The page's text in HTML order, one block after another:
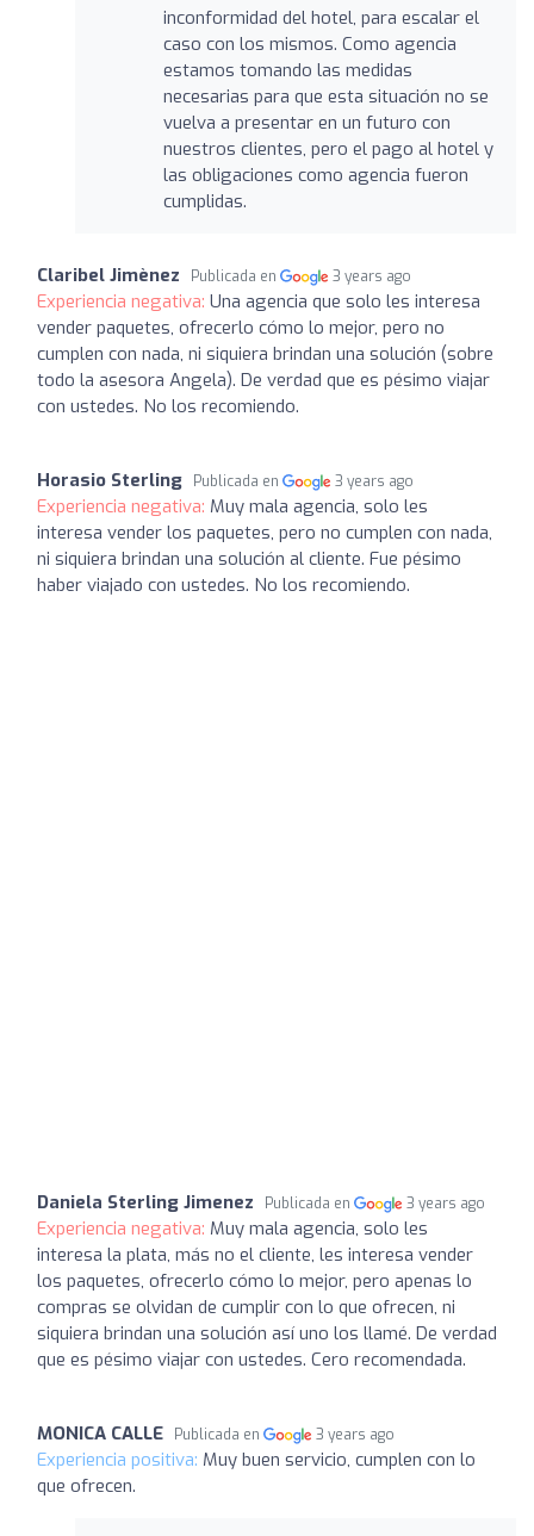
inconformidad del hotel, para escalar el
caso con los mismos. Como agencia
estamos tomando las medidas
necesarias para que esta situación no se
vuelva a presentar en un futuro con
nuestros clientes, pero el pago al hotel y
las obligaciones como agencia fueron
cumplidas.
Claribel Jimènez Publicada en 3 years ago
Experiencia negativa: Una agencia que solo les interesa
vender paquetes, ofrecerlo cómo lo mejor, pero no
cumplen con nada, ni siquiera brindan una solución (sobre
todo la asesora Angela). De verdad que es pésimo viajar
con ustedes. No los recomiendo.
Horasio Sterling Publicada en 3 years ago
Experiencia negativa: Muy mala agencia, solo les
interesa vender los paquetes, pero no cumplen con nada,
ni siquiera brindan una solución al cliente. Fue pésimo
haber viajado con ustedes. No los recomiendo.
Daniela Sterling Jimenez Publicada en 3 years ago
Experiencia negativa: Muy mala agencia, solo les
interesa la plata, más no el cliente, les interesa vender
los paquetes, ofrecerlo cómo lo mejor, pero apenas lo
compras se olvidan de cumplir con lo que ofrecen, ni
siquiera brindan una solución así uno los llamé. De verdad
que es pésimo viajar con ustedes. Cero recomendada.
MONICA CALLE Publicada en 3 years ago
Experiencia positiva: Muy buen servicio, cumplen con lo
que ofrecen.